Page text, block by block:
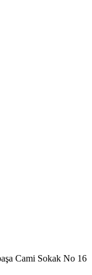
Cami Sokak No 16